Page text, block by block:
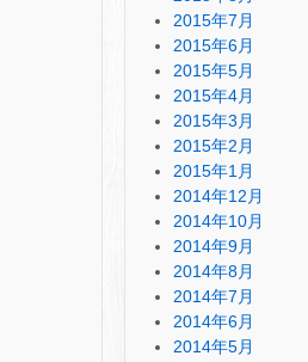
2015年7月
2015年6月
2015年5月
2015年4月
2015年3月
2015年2月
2015年1月
2014年12月
2014年10月
2014年9月
2014年8月
2014年7月
2014年6月
2014年5月